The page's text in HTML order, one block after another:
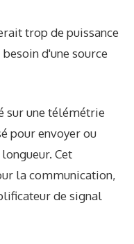
trop de puissance
d'une source
sur une télémétrie
pour envoyer ou
Cet
la communication,
de signal